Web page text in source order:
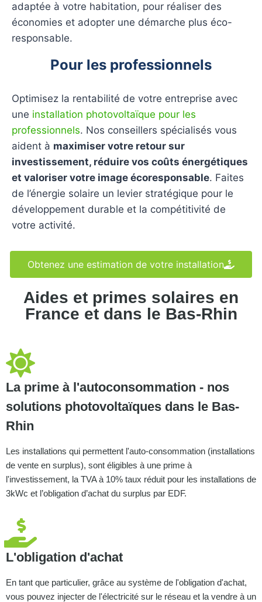
adaptée à votre habitation, pour réaliser des
économies et adopter une démarche plus éco-
responsable.
Pour les professionnels
Optimisez la rentabilité de votre entreprise avec
une installation photovoltaïque pour les
professionnels. Nos conseillers spécialisés vous
aident à maximiser votre retour sur
investissement, réduire vos coûts énergétiques
et valoriser votre image écoresponsable. Faites
de l’énergie solaire un levier stratégique pour le
développement durable et la compétitivité de
votre activité.
Obtenez une estimation de votre installation
Aides et primes solaires en
France et dans le Bas-Rhin
La prime à l'autoconsommation - nos
solutions photovoltaïques dans le Bas-
Rhin
Les installations qui permettent l'auto-consommation (installations
de vente en surplus), sont éligibles à une prime à
l'investissement, la TVA à 10% taux réduit pour les installations de
3kWc et l’obligation d’achat du surplus par EDF.
L'obligation d'achat
En tant que particulier, grâce au système de l'obligation d'achat,
vous pouvez injecter de l'électricité sur le réseau et la vendre à un